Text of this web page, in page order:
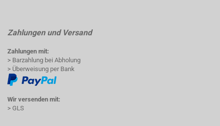
Zahlungen und Versand
Zahlungen mit:
> Barzahlung bei Abholung
> Überweisung per Bank
Wir versenden mit:
> GLS